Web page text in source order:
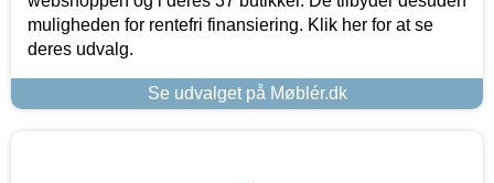
muligheden for rentefri finansiering. Klik her for at se
deres udvalg.
Se udvalget på Møblér.dk